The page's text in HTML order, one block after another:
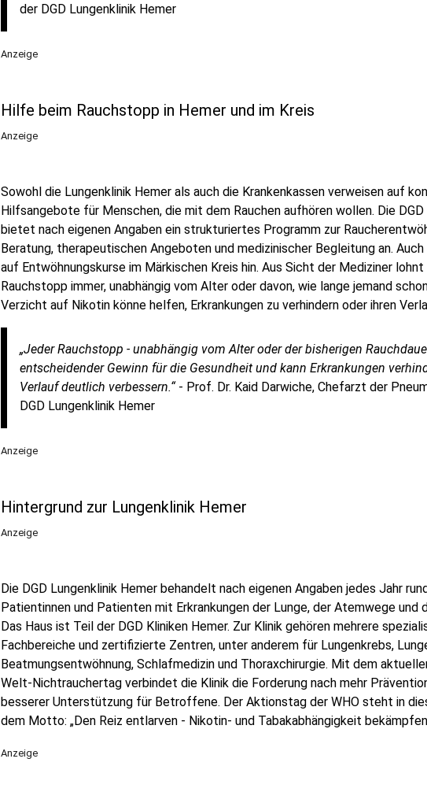
der DGD Lungenklinik Hemer
Anzeige
Hilfe beim Rauchstopp in Hemer und im Kreis
Anzeige
Sowohl die Lungenklinik Hemer als auch die Krankenkassen verweisen auf
Hilfsangebote für Menschen, die mit dem Rauchen aufhören wollen. Die DGD
bietet nach eigenen Angaben ein strukturiertes Programm zur
Beratung, therapeutischen Angeboten und medizinischer Begleitung an.
auf Entwöhnungskurse im Märkischen Kreis hin. Aus Sicht der Mediziner lohnt
Rauchstopp immer, unabhängig vom Alter oder davon, wie lange jemand
Verzicht auf Nikotin könne helfen, Erkrankungen zu verhindern oder ihren
„Jeder Rauchstopp - unabhängig vom Alter oder der bisherigen
entscheidender Gewinn für die Gesundheit und kann Erkrankungen
Verlauf deutlich verbessern.“- Prof. Dr. Kaid Darwiche, Chefarzt der
DGD Lungenklinik Hemer
Anzeige
Hintergrund zur Lungenklinik Hemer
Anzeige
Die DGD Lungenklinik Hemer behandelt nach eigenen Angaben jedes Jahr
Patientinnen und Patienten mit Erkrankungen der Lunge, der Atemwege und
Das Haus ist Teil der DGD Kliniken Hemer. Zur Klinik gehören mehrere
Fachbereiche und zertifizierte Zentren, unter anderem für Lungenkrebs,
Beatmungsentwöhnung, Schlafmedizin und Thoraxchirurgie. Mit dem
Welt-Nichtrauchertag verbindet die Klinik die Forderung nach mehr
besserer Unterstützung für Betroffene. Der Aktionstag der WHO steht in
dem Motto: „Den Reiz entlarven - Nikotin- und Tabakabhängigkeit
Anzeige